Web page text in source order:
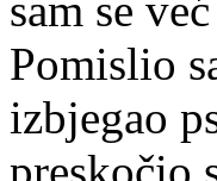
sam se
Pomislio
izbjegao